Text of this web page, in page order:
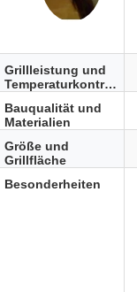
Grillleistung und
Temperaturkontrolle
Bauqualität und
Materialien
Größe und
Grillfläche
Besonderheiten